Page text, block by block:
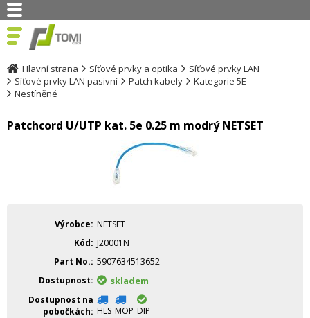
Hlavní strana Síťové prvky a optika
Síťové prvky LAN
Síťové prvky LAN pasivní
Patch kabely
Kategorie 5E
Nestíněné
Patchcord U/UTP kat. 5e 0.25 m modrý NETSET
Výrobce
NETSET
Kód
J20001N
Part No. 5907634513652
Dostupnost
skladem
Dostupnost na
pobočkách
HLS MOP DIP